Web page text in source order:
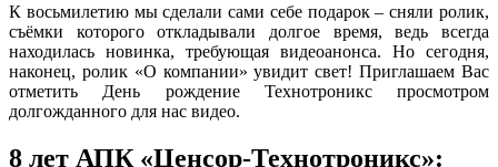
К восьмилетию мы сделали сами себе подарок – сняли ролик,
съёмки которого откладывали долгое время, ведь всегда
находилась новинка, требующая видеоанонса. Но сегодня,
наконец, ролик «О компании» увидит свет! Приглашаем Вас
отметить День рождение Технотроникс просмотром
долгожданного для нас видео.
8 лет АПК «Ценсор-Технотроникс»: